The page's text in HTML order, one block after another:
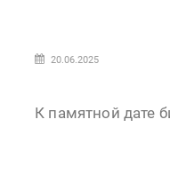
20.06.2025
К памятной дате